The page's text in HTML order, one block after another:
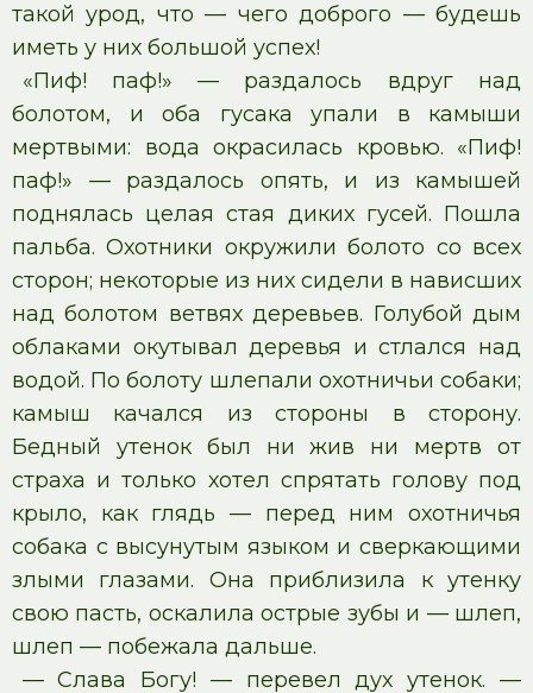
такой урод, что — чего доброго — будешь
иметь у них большой успех!
«Пиф! паф!» — раздалось вдруг над
болотом, и оба гусака упали в камыши
мертвыми: вода окрасилась кровью. «Пиф!
паф!» — раздалось опять, и из камышей
поднялась целая стая диких гусей. Пошла
пальба. Охотники окружили болото со всех
сторон; некоторые из них сидели в нависших
над болотом ветвях деревьев. Голубой дым
облаками окутывал деревья и стлался над
водой. По болоту шлепали охотничьи собаки;
камыш качался из стороны в сторону.
Бедный утенок был ни жив ни мертв от
страха и только хотел спрятать голову под
крыло, как глядь — перед ним охотничья
собака с высунутым языком и сверкающими
злыми глазами. Она приблизила к утенку
свою пасть, оскалила острые зубы и — шлеп,
шлеп — побежала дальше.
— Слава Богу! — перевел дух утенок. —